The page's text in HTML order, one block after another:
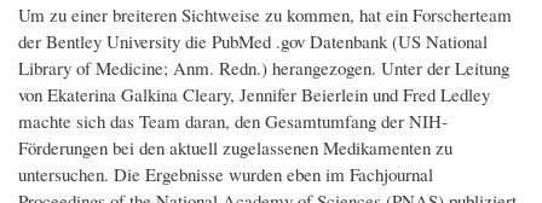
Um zu einer breiteren Sichtweise zu kommen, hat ein Forscherteam
der Bentley University die PubMed .gov Datenbank (US National
Library of Medicine; Anm. Redn.) herangezogen. Unter der Leitung
von Ekaterina Galkina Cleary, Jennifer Beierlein und Fred Ledley
machte sich das Team daran, den Gesamtumfang der NIH-
Förderungen bei den aktuell zugelassenen Medikamenten zu
untersuchen. Die Ergebnisse wurden eben im Fachjournal